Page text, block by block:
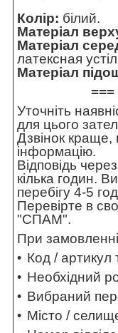
Колір: білий.
Матеріал
Матеріал
латексная
Матеріал
Уточніть
для цього
Дзвінок краще,
інформацію.
Відповідь
кілька годин.
перебігу 4-5
Перевірте в
"СПАМ".
При
Код / артикул
Необхідний
Вибраний
Місто /